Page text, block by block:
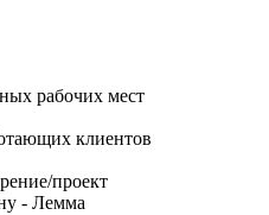
рабочих мест
клиентов
проект
- Лемма